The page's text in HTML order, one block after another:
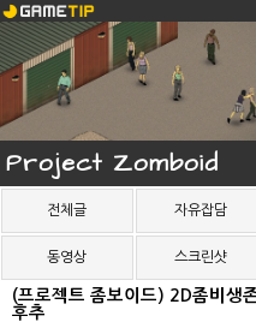
Project Zomboid
전체글 자유잡담
동영상 스크린샷
(프로젝트 좀보이드) 2D좀비생
후추